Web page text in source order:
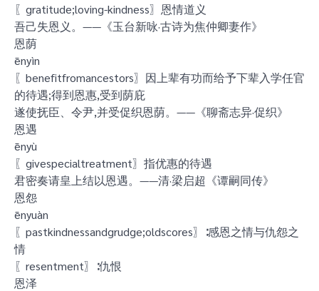
〖gratitude;loving-kindness〗恩情道义
吾己失恩义。——《玉台新咏·古诗为焦仲卿妻作》
恩荫
ēnyìn
〖benefitfromancestors〗因上辈有功而给予下辈入学任官
的待遇;得到恩惠,受到荫庇
遂使抚臣、令尹,并受促织恩荫。——《聊斋志异·促织》
恩遇
ēnyù
〖givespecialtreatment〗指优惠的待遇
君密奏请皇上结以恩遇。——清·梁启超《谭嗣同传》
恩怨
ēnyuàn
〖pastkindnessandgrudge;oldscores〗∶感恩之情与仇怨之
情
〖resentment〗∶仇恨
恩泽